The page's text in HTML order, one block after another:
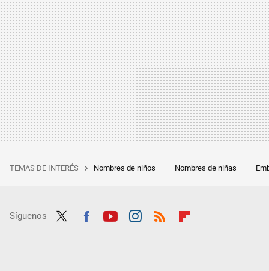
TEMAS DE INTERÉS Nombres de niños Nombres de niñas
Síguenos